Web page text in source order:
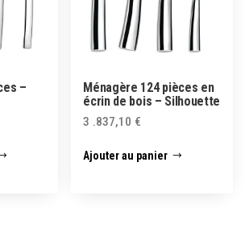
–
Ménagère 124 pièces en
écrin de bois – Silhouette
3 .837,10 €
Ajouter au panier